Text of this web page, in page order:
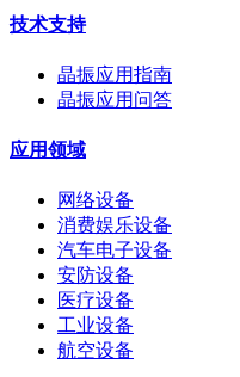
技术支持
晶振应用指南
晶振应用问答
应用领域
网络设备
消费娱乐设备
汽车电子设备
安防设备
医疗设备
工业设备
航空设备